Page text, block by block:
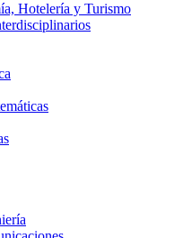
Hotelería y Turismo